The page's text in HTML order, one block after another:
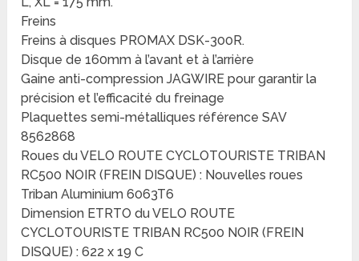
Freins
Freins à disques PROMAX DSK-300R.
Disque de 160mm à l’avant et à l’arrière
Gaine anti-compression JAGWIRE pour garantir la
précision et l’efficacité du freinage
Plaquettes semi-métalliques référence SAV
8562868
Roues du VELO ROUTE CYCLOTOURISTE TRIBAN
RC500 NOIR (FREIN DISQUE) : Nouvelles roues
Triban Aluminium 6063T6
Dimension ETRTO du VELO ROUTE
CYCLOTOURISTE TRIBAN RC500 NOIR (FREIN
DISQUE) : 622 x 19 C